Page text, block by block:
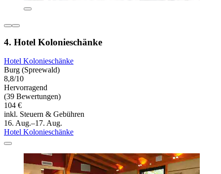
4. Hotel Kolonieschänke
Hotel Kolonieschänke
Burg (Spreewald)
8,8/10
Hervorragend
(39 Bewertungen)
104 €
inkl. Steuern & Gebühren
16. Aug.–17. Aug.
Hotel Kolonieschänke